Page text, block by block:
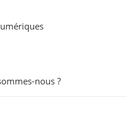
nous ?